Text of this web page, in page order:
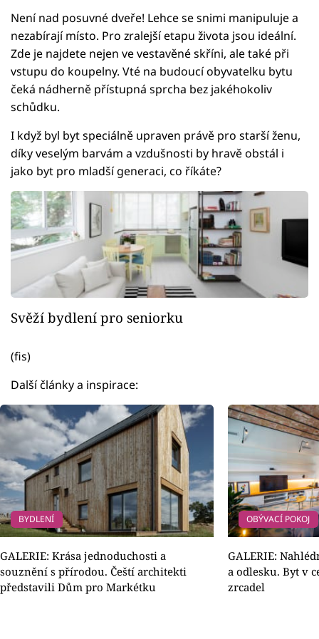
Není nad posuvné dveře! Lehce se snimi manipuluje a
nezabírají místo. Pro zralejší etapu života jsou ideální.
Zde je najdete nejen ve vestavěné skříni, ale také při
vstupu do koupelny. Vté na budoucí obyvatelku bytu
čeká nádherně přístupná sprcha bez jakéhokoliv
schůdku.
I když byl byt speciálně upraven právě pro starší ženu,
díky veselým barvám a vzdušnosti by hravě obstál i
jako byt pro mladší generaci, co říkáte?
Svěží bydlení pro seniorku
(fis)
Další články a inspirace:
BYDLENÍ
GALERIE: Krása jednoduchosti a
souznění s přírodou. Čeští architekti
představili Dům pro Markétku
OBÝVACÍ POKOJ
GALERIE:
a odlesku. Byt v
zrcadel